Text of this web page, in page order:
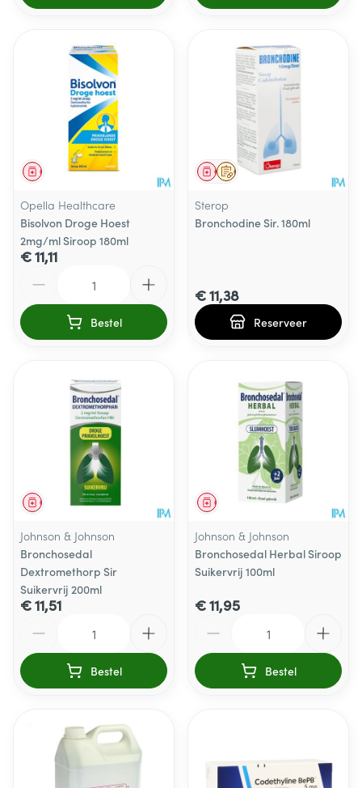
Geneesmiddel
Opella Healthcare
Bisolvon Droge Hoest
2mg/ml Siroop 180ml
€ 11,11
Bestel
Op voorschrift
Geneesmiddel
Sterop
Bronchodine Sir. 180ml
€ 11,38
Reserveer
Geneesmiddel
Johnson & Johnson
Bronchosedal
Dextromethorp Sir
Suikervrij 200ml
€ 11,51
Bestel
Geneesmiddel
Johnson & Johnson
Bronchosedal Herbal Siroop
Suikervrij 100ml
€ 11,95
Bestel